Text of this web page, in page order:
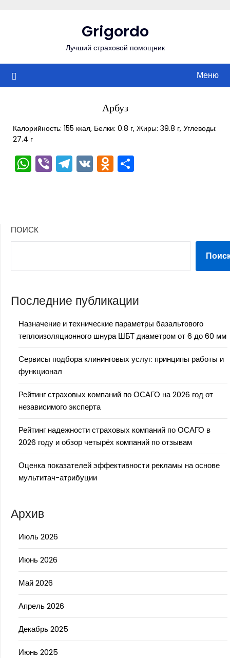
Grigordo
Лучший страховой помощник
Меню
Арбуз
Калорийность: 155 ккал, Белки: 0.8 г, Жиры: 39.8 г, Углеводы:
27.4 г
WhatsApp
ViberTelegram
VKOdnoklassniki
ПОИСК
Последние публикации
Назначение и технические параметры базальтового
теплоизоляционного шнура ШБТ диаметром от 6 до 60 мм
Сервисы подбора клининговых услуг: принципы работы и
функционал
Рейтинг страховых компаний по ОСАГО на 2026 год от
независимого эксперта
Рейтинг надежности страховых компаний по ОСАГО в
2026 году и обзор четырёх компаний по отзывам
Оценка показателей эффективности рекламы на основе
мультитач-атрибуции
Архив
Июль 2026
Июнь 2026
Май 2026
Апрель 2026
Декабрь 2025
Июнь 2025